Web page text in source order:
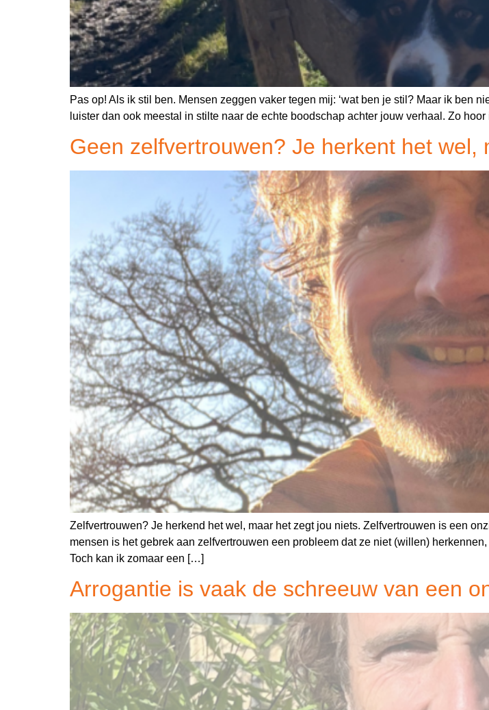
Pas op! Als ik stil ben. Mensen zeggen vaker tegen mij: ‘wat ben je stil? Maar ik ben
luister dan ook meestal in stilte naar de echte boodschap achter jouw verhaal. Zo
Geen zelfvertrouwen? Je herkent het wel,
Zelfvertrouwen? Je herkend het wel, maar het zegt jou niets. Zelfvertrouwen is een
mensen is het gebrek aan zelfvertrouwen een probleem dat ze niet (willen)
Toch kan ik zomaar een […]
Arrogantie is vaak de schreeuw van een